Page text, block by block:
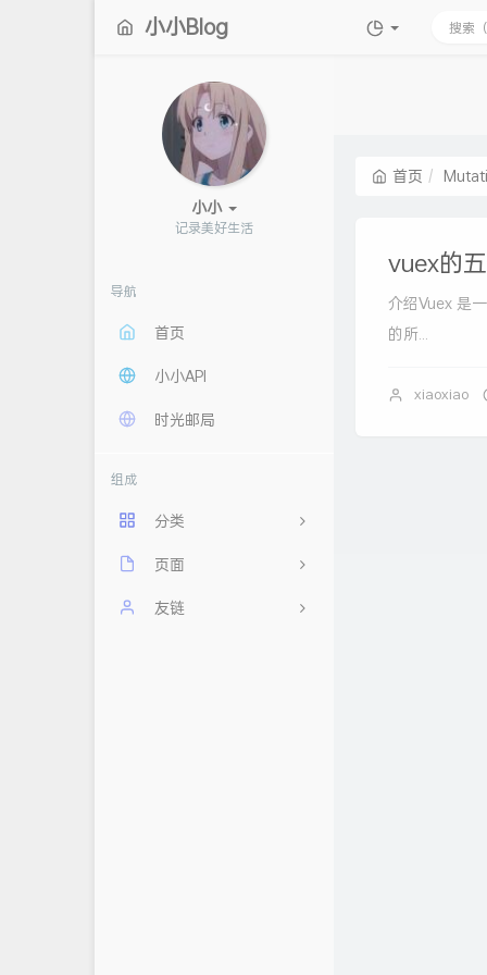
小小Blog
小小
记录美好生m
导航
首页
小小API
时光邮局
组成
分类
11
2
页面
每日60秒，阅读天下事
友链
首页
vuex的
介绍Vuex 是
的所...
xiaoxiao